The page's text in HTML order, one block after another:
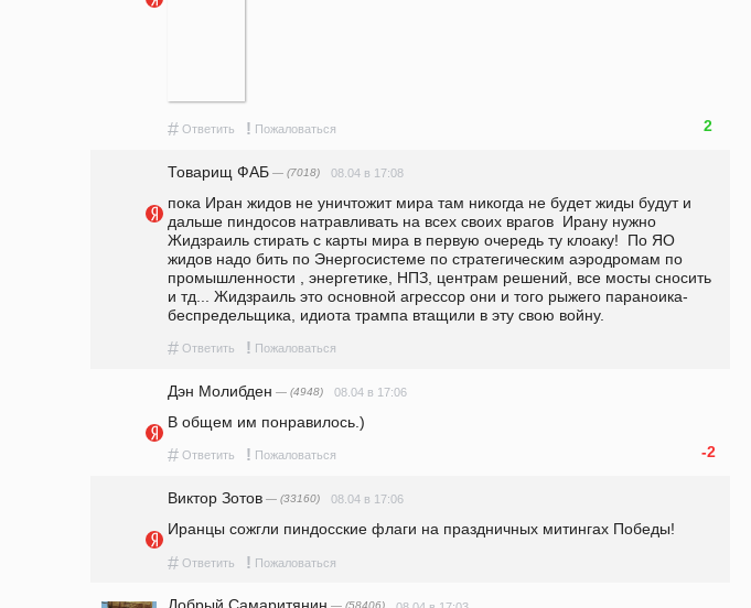
# Ответить ! Пожаловаться 2
Товарищ ФАБ — (7018) 08.04 в 17:08
пока Иран жидов не уничтожит мира там никогда не будет жиды будут и
дальше пиндосов натравливать на всех своих врагов  Ирану нужно
Жидзраиль стирать с карты мира в первую очередь ту клоаку!  По ЯО
жидов надо бить по Энергосистеме по стратегическим аэродромам по
промышленности , энергетике, НПЗ, центрам решений, все мосты сносить
и тд... Жидзраиль это основной агрессор они и того рыжего параноика-
беспредельщика, идиота трампа втащили в эту свою войну.
# Ответить ! Пожаловаться
Дэн Молибден — (4948) 08.04 в 17:06
В общем им понравилось.)
# Ответить ! Пожаловаться -2
Виктор Зотов — (33160) 08.04 в 17:06
Иранцы сожгли пиндосские флаги на праздничных митингах Победы!
# Ответить ! Пожаловаться